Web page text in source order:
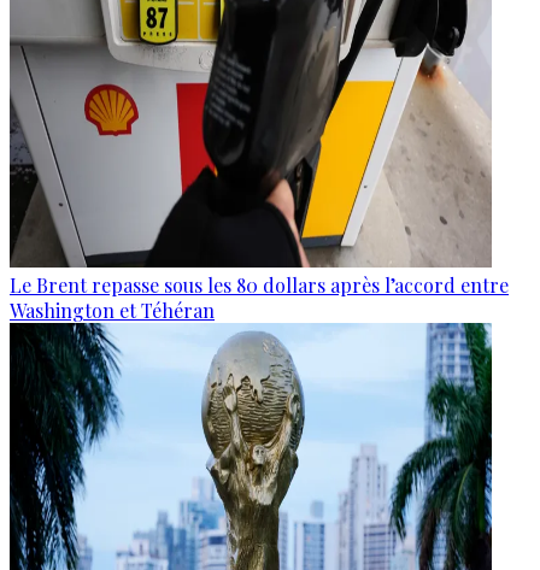
Le Brent repasse sous les 80 dollars après l’accord entre
Washington et Téhéran